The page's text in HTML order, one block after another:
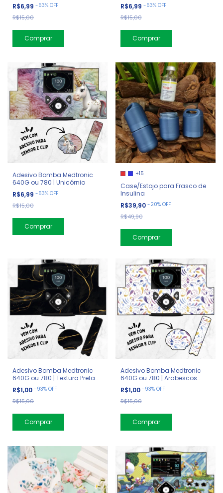
R$6,99 -53% OFF
R$15,00
R$6,99 -53% OFF
R$15,00
Adesivo Bomba Medtronic
640G ou 780 | Unicórnio
R$6,99 -53% OFF
R$15,00
+15
Case/Estojo para Frasco de
Insulina
R$39,90 -20% OFF
R$49,90
Comprar
Adesivo Bomba Medtronic
640G ou 780 | Textura Preta
com Dourada
R$1,00 -93% OFF
R$15,00
Adesivo Bomba Medtronic
640G ou 780 | Arabescos
Coloridos
R$1,00 -93% OFF
R$15,00